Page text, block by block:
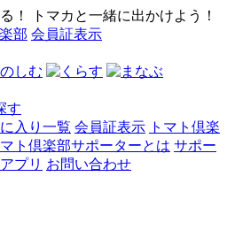
！ トマカと一緒に出かけよう！
会員証表示
す
入り一覧 会員証表示 トマト倶楽
マト倶楽部サポーターとは サポー
アプリ お問い合わせ